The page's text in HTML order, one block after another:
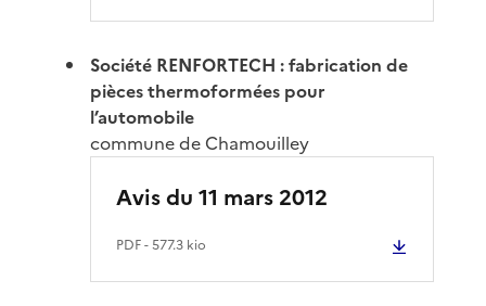
Société RENFORTECH : fabrication de
pièces thermoformées pour
l’automobile
commune de Chamouilley
Avis du 11 mars 2012
PDF- 577.3 kio